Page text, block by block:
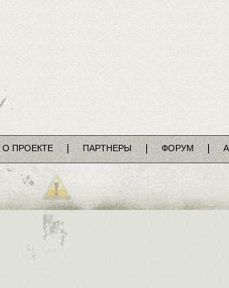
О ПРОЕКТЕ ПАРТНЕРЫ ФОРУМ